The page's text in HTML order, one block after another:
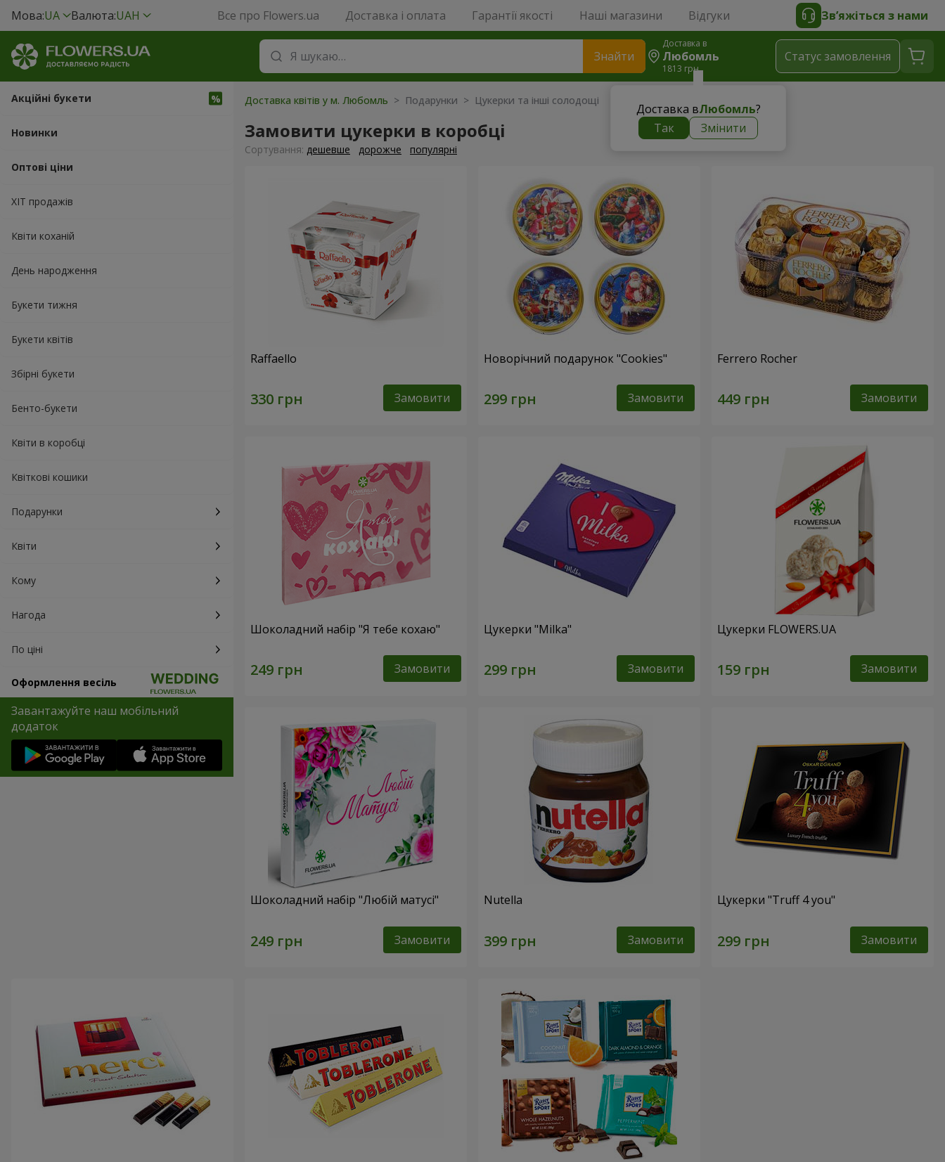
Мова:UA Валюта:UAH Все про Flowers.ua Доставка і оплата Гарантії якості Наші магазини Відгуки Зв’яжіться з нами
Знайти
Доставка в
Любомль
1813 грн
Доставка вЛюбомль?
Так
Змінити
Статус замовлення
Акційні букети
Новинки
Оптові ціни
ХІТ продажів
Квіти коханій
День народження
Букети тижня
Букети квітів
Збірні букети
Бенто-букети
Квіти в коробці
Квіткові кошики
Подарунки
Квіти
Кому
Нагода
По ціні
Оформлення весіль
Завантажуйте наш мобільний
додаток
Доставка квітів у м. Любомль > Подарунки > Цукерки та інші солодощі
Замовити цукерки в коробці
Сортування: дешевше дорожче популярні
Raffaello
Замовити
Новорічний подарунок "Cookies"
Замовити
Ferrero Rocher
Замовити
Шоколадний набір "Я тебе кохаю"
Замовити
Цукерки "Milka"
Замовити
Цукерки FLOWERS.UA
Замовити
Шоколадний набір "Любій матусі"
Замовити
Nutella
Замовити
Цукерки "Truff 4 you"
Замовити